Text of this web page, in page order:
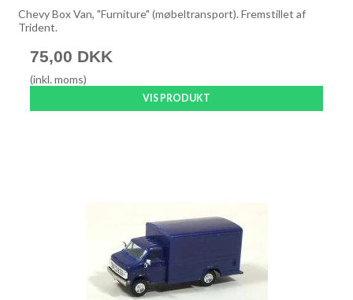
Chevy Box Van, "Furniture" (møbeltransport). Fremstillet af
Trident.
75,00 DKK
(inkl. moms)
VIS PRODUKT